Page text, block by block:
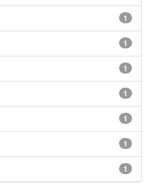
1
1
1
1
1
1
1